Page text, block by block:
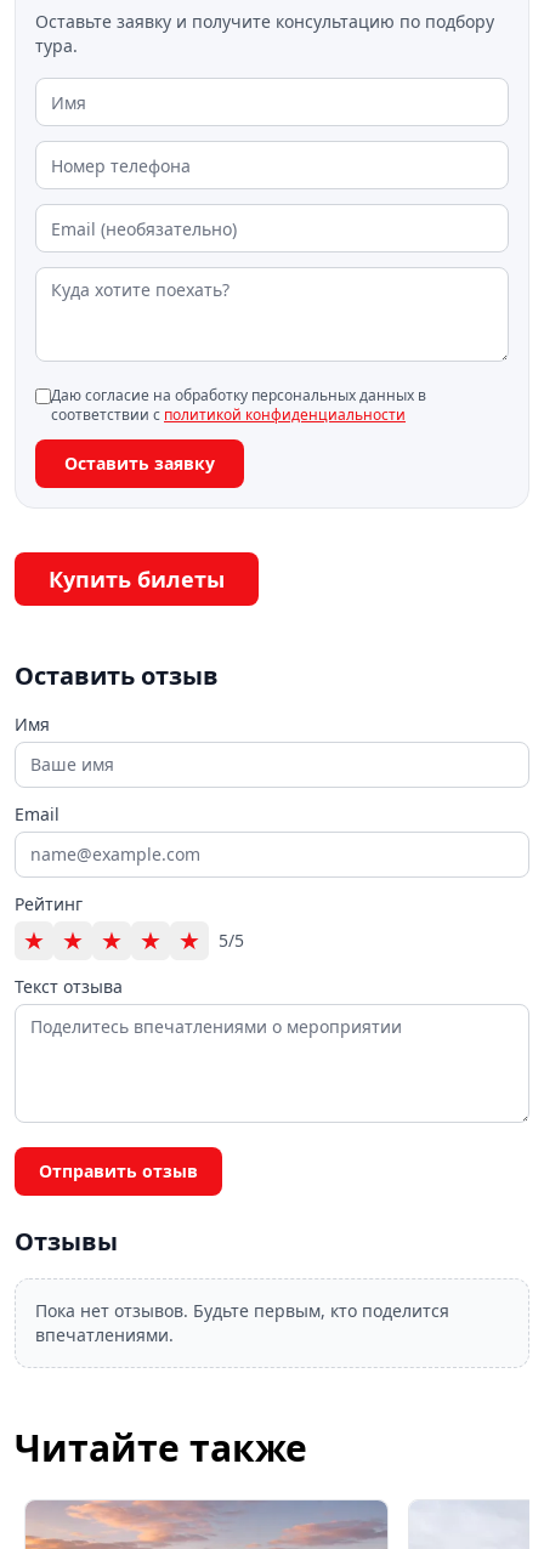
Оставьте заявку и получите консультацию по подбору
тура.
Даю согласие на обработку персональных данных в
соответствии с политикой конфиденциальности
Оставить заявку
Купить билеты
Оставить отзыв
Имя
Email
Рейтинг
★ ★ ★ ★ ★
5/5
Текст отзыва
Отправить отзыв
Отзывы
Пока нет отзывов. Будьте первым, кто поделится
впечатлениями.
Читайте также